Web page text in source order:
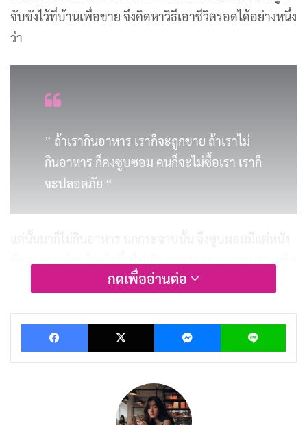
จับขังไว้ที่บ้านเพื่อขาย จึงคิดหาวิธีเอาชีวิตรอดได้อย่างหนึ่ง
ว่า
” ถ้าเรากินอาหาร เราก็จะถูกขาย ถ้าเราไม่
กินอาหาร ก็คงซูบซอม คนก็จะไม่ซื้อเรา เราก็
จะปลอดภัย “
เพียงนกกระจาบโพธิสัตว์ตัวเดียว ก็จับมันออกมาจากกรง ดู
หนีกลับไปที่อยู่ของตน เมื่อฝูงนกกระจาบซักถาม ก็ได้บอก
เรื่องราวให้ทราบ แล้วกล่าวคาถาว่า
นิทานชาดก : สุนัขจิ้งจอกอยากเป็นผู้นำ
กดเพื่ออ่านต่อ
Facebook X Messenger Line